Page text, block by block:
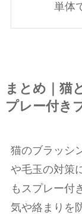
単体
まとめ｜猫
プレー付き
猫のブラッシ
や毛玉の対策
もスプレー付
気や絡まりを